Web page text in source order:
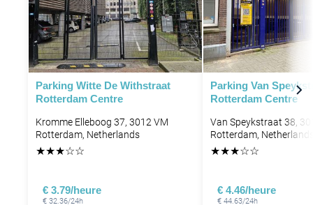
Parking Witte De Withstraat
Rotterdam Centre
Kromme Elleboog 37, 3012 VM
Rotterdam, Netherlands
★★★☆☆
€ 3.79/heure
€ 32.36/24h
Parking Van
Rotterdam Centre
Van Speykstraat 38,
Rotterdam,
★★★☆☆
€ 4.46/heure
€ 44.63/24h